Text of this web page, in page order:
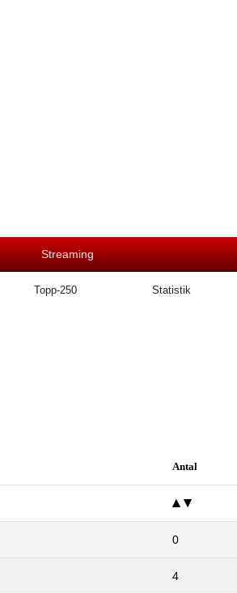
Streaming
Topp-250 Statistik
Antal
0
4